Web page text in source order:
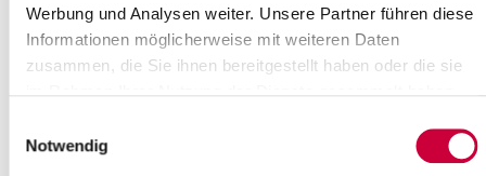
Werbung und Analysen weiter. Unsere Partner führen diese
Informationen möglicherweise mit weiteren Daten
zusammen, die Sie ihnen bereitgestellt haben oder die sie
Notwendig
Hilfen vom schleswig-holsteinischen Ministerium für Soziales,
Gesundheit, Wissenschaft und Gleichstellung gefördert.
Frühe Hilfen, als Basis für gelingenden Kinderschutz, fokussiert
Prävention und wo endet sie? Wann sprechen wir von